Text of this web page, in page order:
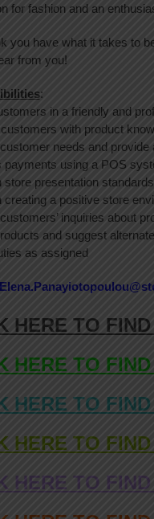
for fashion and an
you have what it takes to
from you!
:
in a friendly and
with product
needs and provide
payments using a POS
store presentation
creating a positive store
inquiries about
and suggest
as assigned
HERE TO
HERE TO
HERE TO
HERE TO
HERE TO